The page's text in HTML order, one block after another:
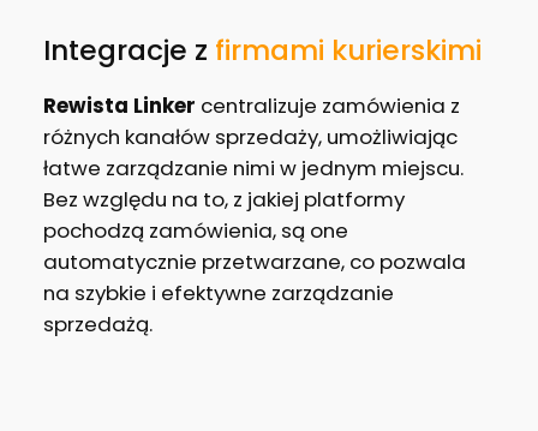
Integracje z firmami kurierskimi
Rewista Linker centralizuje zamówienia z
różnych kanałów sprzedaży, umożliwiając
łatwe zarządzanie nimi w jednym miejscu.
Bez względu na to, z jakiej platformy
pochodzą zamówienia, są one
automatycznie przetwarzane, co pozwala
na szybkie i efektywne zarządzanie
sprzedażą.